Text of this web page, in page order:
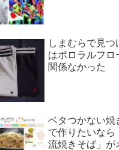
しまむらで見つ
はポロラルフロ
関係なかった
ベタつかない焼
で作りたいなら
流焼きそば」が